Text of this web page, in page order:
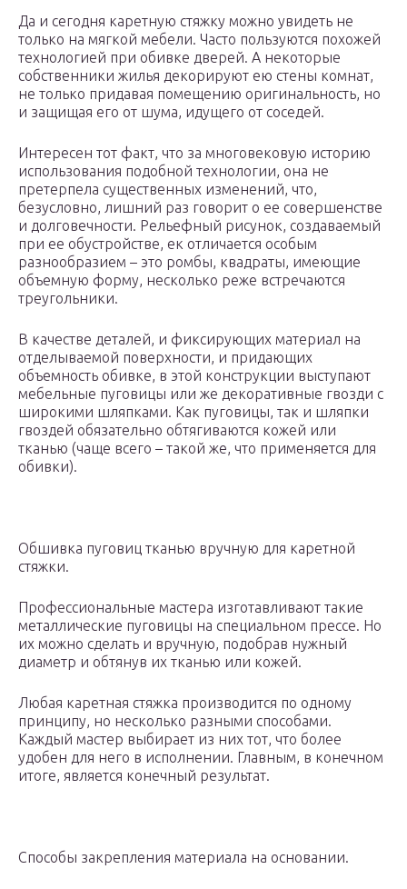
Да и сегодня каретную стяжку можно увидеть не
только на мягкой мебели. Часто пользуются похожей
технологией при обивке дверей. А некоторые
собственники жилья декорируют ею стены комнат,
не только придавая помещению оригинальность, но
и защищая его от шума, идущего от соседей.
Интересен тот факт, что за многовековую историю
использования подобной технологии, она не
претерпела существенных изменений, что,
безусловно, лишний раз говорит о ее совершенстве
и долговечности. Рельефный рисунок, создаваемый
при ее обустройстве, ек отличается особым
разнообразием – это ромбы, квадраты, имеющие
объемную форму, несколько реже встречаются
треугольники.
В качестве деталей, и фиксирующих материал на
отделываемой поверхности, и придающих
объемность обивке, в этой конструкции выступают
мебельные пуговицы или же декоративные гвозди с
широкими шляпками. Как пуговицы, так и шляпки
гвоздей обязательно обтягиваются кожей или
тканью (чаще всего – такой же, что применяется для
обивки).
Обшивка пуговиц тканью вручную для каретной
стяжки.
Профессиональные мастера изготавливают такие
металлические пуговицы на специальном прессе. Но
их можно сделать и вручную, подобрав нужный
диаметр и обтянув их тканью или кожей.
Любая каретная стяжка производится по одному
принципу, но несколько разными способами.
Каждый мастер выбирает из них тот, что более
удобен для него в исполнении. Главным, в конечном
итоге, является конечный результат.
Способы закрепления материала на основании.